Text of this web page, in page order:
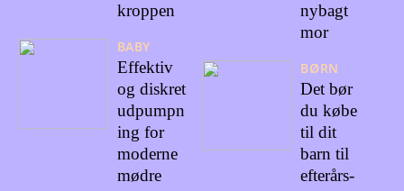
kroppen
BABY
Effektiv
og diskret
udpumpn
ing for
moderne
mødre
nybagt
mor
BØRN
Det bør
du købe
til dit
barn til
efterårs-